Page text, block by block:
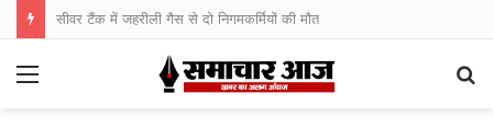
सीवर टैंक में जहरीली गैस से दो निगमकर्मियों की मौत
Menu